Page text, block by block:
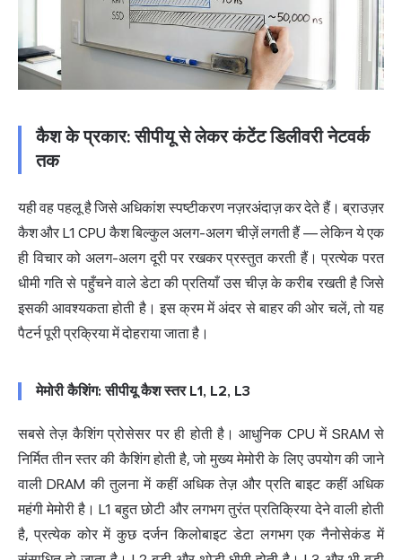
कैश के प्रकार: सीपीयू से लेकर कंटेंट डिलीवरी नेटवर्क
तक
यही वह पहलू है जिसे अधिकांश स्पष्टीकरण नज़रअंदाज़ कर देते हैं। ब्राउज़र
कैश और L1 CPU कैश बिल्कुल अलग-अलग चीज़ें लगती हैं — लेकिन ये एक
ही विचार को अलग-अलग दूरी पर रखकर प्रस्तुत करती हैं। प्रत्येक परत
धीमी गति से पहुँचने वाले डेटा की प्रतियाँ उस चीज़ के करीब रखती है जिसे
इसकी आवश्यकता होती है। इस क्रम में अंदर से बाहर की ओर चलें, तो यह
पैटर्न पूरी प्रक्रिया में दोहराया जाता है।
मेमोरी कैशिंग: सीपीयू कैश स्तर L1, L2, L3
सबसे तेज़ कैशिंग प्रोसेसर पर ही होती है। आधुनिक CPU में SRAM से
निर्मित तीन स्तर की कैशिंग होती है, जो मुख्य मेमोरी के लिए उपयोग की जाने
वाली DRAM की तुलना में कहीं अधिक तेज़ और प्रति बाइट कहीं अधिक
महंगी मेमोरी है। L1 बहुत छोटी और लगभग तुरंत प्रतिक्रिया देने वाली होती
है, प्रत्येक कोर में कुछ दर्जन किलोबाइट डेटा लगभग एक नैनोसेकंड में